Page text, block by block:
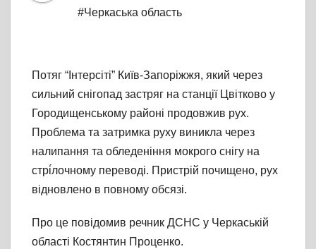
#Черкаська область
Потяг “Інтерсіті” Київ-Запоріжжя, який через
сильний снігопад застряг на станції Цвітково у
Городищенському районі продовжив рух.
Проблема та затримка руху виникла через
налипання та обледеніння мокрого снігу на
стрі́лочному переводі. Пристрій почищено, рух
відновлено в повному обсязі.
Про це повідомив речник ДСНС у Черкаській
області Костянтин Проценко.